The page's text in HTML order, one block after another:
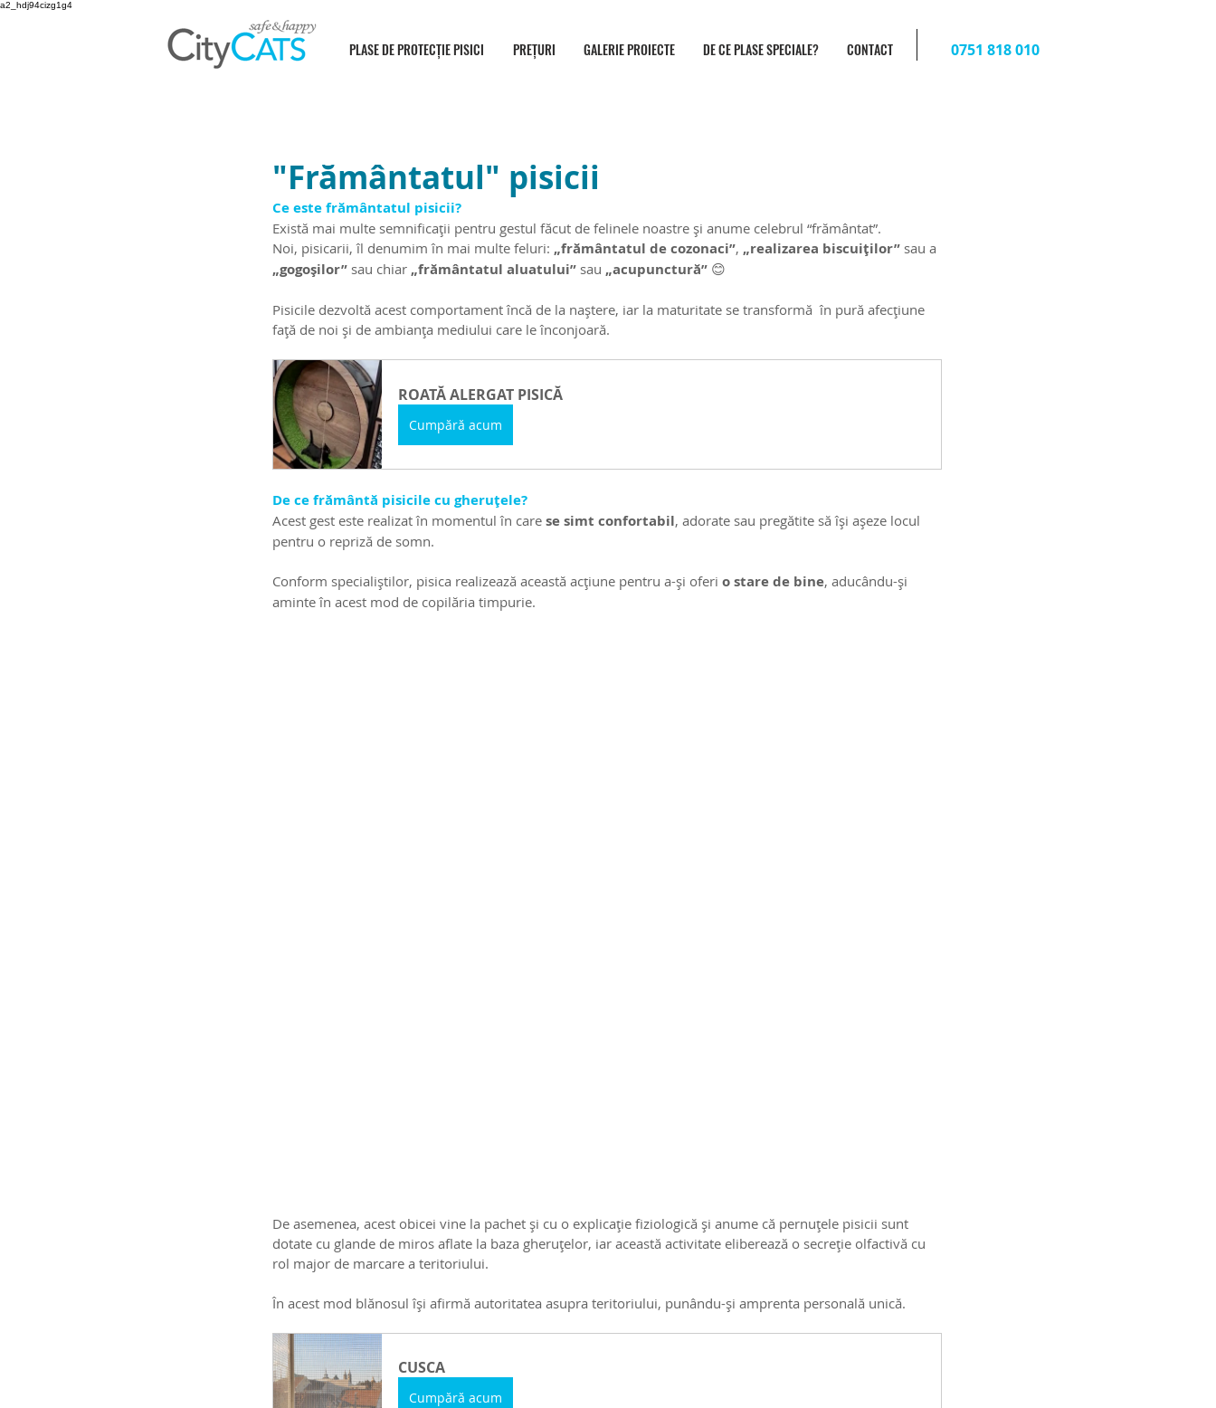
a2_hdj94cizg1g4
PLASE DE PROTECȚIE PISICI PREȚURI GALERIE PROIECTE DE CE PLASE SPECIALE? CONTACT 0751 818 010
"Frământatul" pisicii
Ce este frământatul pisicii?
Există mai multe semnificații pentru gestul făcut de felinele noastre și anume celebrul “frământat”.
Noi, pisicarii, îl denumim în mai multe feluri: „frământatul de cozonaci”, „realizarea biscuiților” sau a
„gogoșilor” sau chiar „frământatul aluatului” sau „acupunctură” 😊
Pisicile dezvoltă acest comportament încă de la naștere, iar la maturitate se transformă  în pură afecțiune
față de noi și de ambianța mediului care le înconjoară.
ROATĂ ALERGAT PISICĂ
Cumpără acum
De ce frământă pisicile cu gheruțele?
Acest gest este realizat în momentul în care se simt confortabil, adorate sau pregătite să își așeze locul
pentru o repriză de somn.
Conform specialiștilor, pisica realizează această acțiune pentru a-și oferi o stare de bine, aducându-și
aminte în acest mod de copilăria timpurie.
De asemenea, acest obicei vine la pachet și cu o explicație fiziologică și anume că pernuțele pisicii sunt
dotate cu glande de miros aflate la baza gheruțelor, iar această activitate eliberează o secreție olfactivă cu
rol major de marcare a teritoriului.
În acest mod blănosul își afirmă autoritatea asupra teritoriului, punându-și amprenta personală unică.
CUSCA
Cumpără acum